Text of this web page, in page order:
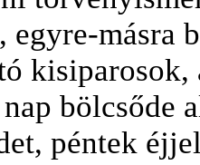
másra
bölcsőde
péntek